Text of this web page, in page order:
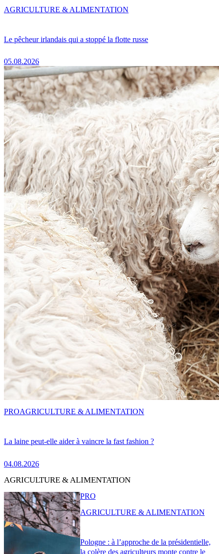
Le pêcheur irlandais qui a stoppé la flotte russe
05.08.2026
AGRICULTURE & ALIMENTATION
La laine peut-elle aider à vaincre la fast fashion ?
04.08.2026
PROAGRICULTURE & ALIMENTATION
AGRICULTURE & ALIMENTATION
Pologne : à l’approche de la présidentielle,
la colère des agriculteurs monte contre le
PRO
AGRICULTURE & ALIMENTATION